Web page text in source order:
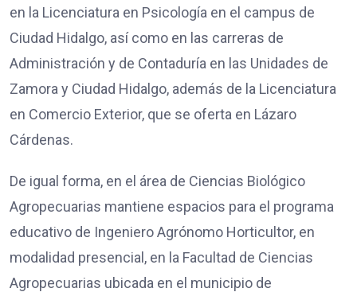
en la Licenciatura en Psicología en el campus de
Ciudad Hidalgo, así como en las carreras de
Administración y de Contaduría en las Unidades de
Zamora y Ciudad Hidalgo, además de la Licenciatura
en Comercio Exterior, que se oferta en Lázaro
Cárdenas.
De igual forma, en el área de Ciencias Biológico
Agropecuarias mantiene espacios para el programa
educativo de Ingeniero Agrónomo Horticultor, en
modalidad presencial, en la Facultad de Ciencias
Agropecuarias ubicada en el municipio de